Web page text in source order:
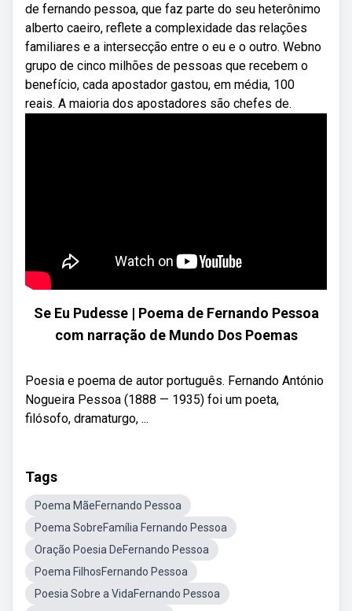
de fernando pessoa, que faz parte do seu heterônimo
alberto caeiro, reflete a complexidade das relações
familiares e a intersecção entre o eu e o outro. Webno
grupo de cinco milhões de pessoas que recebem o
benefício, cada apostador gastou, em média, 100
reais. A maioria dos apostadores são chefes de.
Se Eu Pudesse | Poema de Fernando Pessoa
com narração de Mundo Dos Poemas
Poesia e poema de autor português. Fernando António
Nogueira Pessoa (1888 — 1935) foi um poeta,
filósofo, dramaturgo, ...
Tags
Poema MãeFernando Pessoa
Poema SobreFamília Fernando Pessoa
Oração Poesia DeFernando Pessoa
Poema FilhosFernando Pessoa
Poesia Sobre a VidaFernando Pessoa